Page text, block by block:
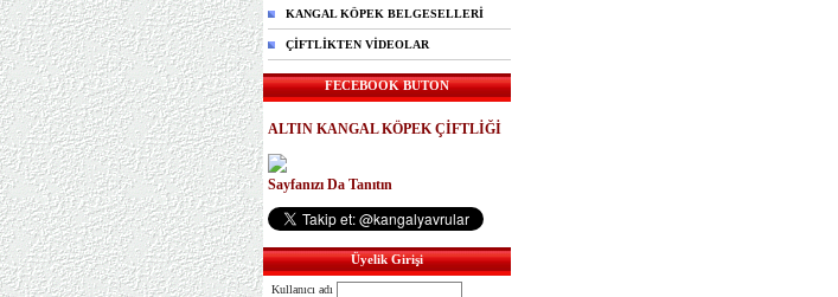
KANGAL KÖPEK BELGESELLERİ
ÇİFTLİKTEN VİDEOLAR
FECEBOOK BUTON
ALTIN KANGAL KÖPEK ÇİFTLİĞİ
Sayfanızı Da Tanıtın
Üyelik Girişi
Kullanıcı adı